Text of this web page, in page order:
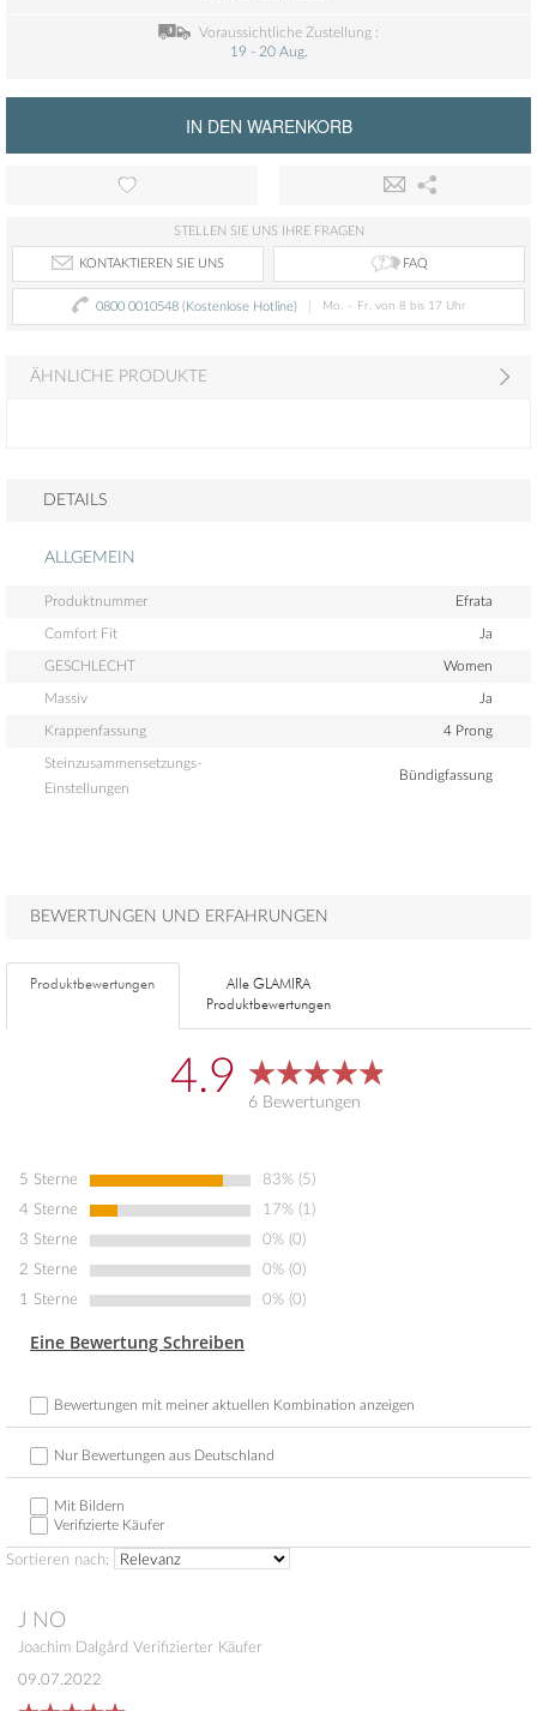
Voraussichtliche Zustellung :
19 - 20 Aug.
IN DEN WARENKORB
STELLEN SIE UNS IHRE FRAGEN
KONTAKTIEREN SIE UNS FAQ
0800 0010548 (Kostenlose Hotline) Mo. – Fr. von 8 bis 17 Uhr
ÄHNLICHE PRODUKTE
DETAILS
ALLGEMEIN
Produktnummer Efrata
Comfort Fit Ja
GESCHLECHT Women
Massiv Ja
Krappenfassung 4 Prong
Steinzusammensetzungs-
Einstellungen
Bündigfassung
BEWERTUNGEN UND ERFAHRUNGEN
Produktbewertungen
Alle GLAMIRA
Produktbewertungen
4.9
6 Bewertungen
Eine Bewertung Schreiben
5 Sterne
83% (5)
4 Sterne
17% (1)
3 Sterne
0% (0)
2 Sterne
0% (0)
1 Sterne
0% (0)
Bewertungen mit meiner aktuellen Kombination anzeigen
Nur Bewertungen aus Deutschland
Mit Bildern
Verifizierte Käufer
Sortieren nach:
J NO
Joachim Dalgård Verifizierter Käufer
09.07.2022